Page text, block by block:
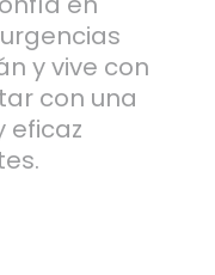
y vive con
con una
eficaz